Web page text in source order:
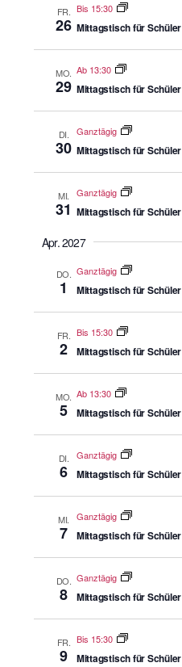
FR.
26
Bis 15:30
Mittagstisch für Schüler
MO.
29
Ab 13:30
Mittagstisch für Schüler
DI.
30
Ganztägig
Mittagstisch für Schüler
MI.
31
Ganztägig
Mittagstisch für Schüler
Apr. 2027
DO.
1
Ganztägig
Mittagstisch für Schüler
FR.
2
Bis 15:30
Mittagstisch für Schüler
MO.
5
Ab 13:30
Mittagstisch für Schüler
DI.
6
Ganztägig
Mittagstisch für Schüler
MI.
7
Ganztägig
Mittagstisch für Schüler
DO.
8
Ganztägig
Mittagstisch für Schüler
FR.
9
Bis 15:30
Mittagstisch für Schüler